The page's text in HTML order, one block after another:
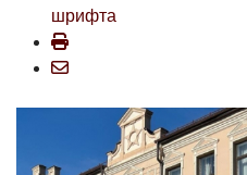
шрифта